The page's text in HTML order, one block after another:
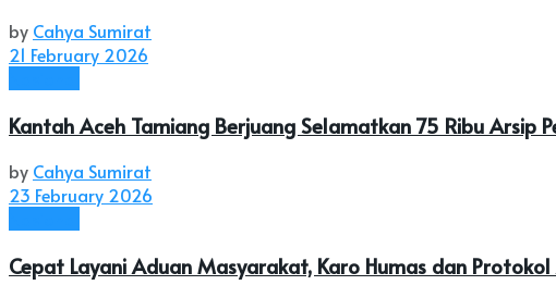
by Cahya Sumirat
21 February 2026
Kantah Aceh Tamiang Berjuang Selamatkan 75 Ribu Arsip
by Cahya Sumirat
23 February 2026
Cepat Layani Aduan Masyarakat, Karo Humas dan